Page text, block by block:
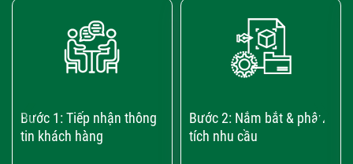
Bước 1: Tiếp nhận thông
tin khách hàng
Bước 2: Nắm bắt & phân
tích nhu cầu
›
‹